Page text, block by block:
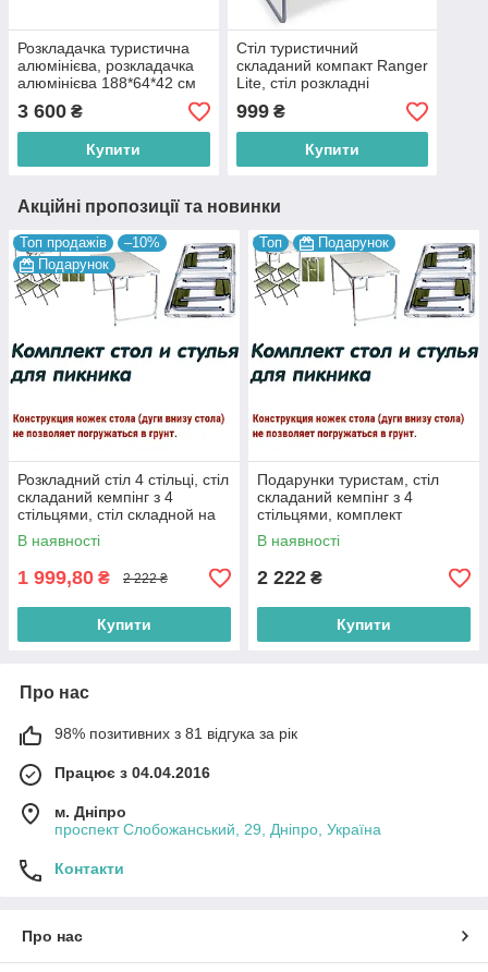
Розкладачка туристична
алюмінієва, розкладачка
алюмінієва 188*64*42 см
для риболовлі пікніка
природи
3 600 ₴
Купити
Стіл туристичний
складаний компакт Ranger
Lite, стіл розкладні
туристичний, складаний
стіл для пікніка
999₴
Купити
Акційні пропозиції та новинки
Топ продажів
–10%
Подарунок
Розкладний стіл 4 стільці, стіл
складаний кемпінг з 4
стільцями, стіл складной на
природу, стіл + 4 стільці для
пікніка
В наявності
1 999,80 ₴ 2 222 ₴
Купити
Топ Подарунок
Подарунки туристам, стіл
складаний кемпінг з 4
стільцями, комплект
складаний меблів, комплект
стіл і стільці для пікніка
В наявності
2 222 ₴
Купити
Про нас
98% позитивних з 81 відгука за рік
Працює з 04.04.2016
м. Дніпро
проспект Слобожанський, 29, Дніпро, Україна
Контакти
Про нас